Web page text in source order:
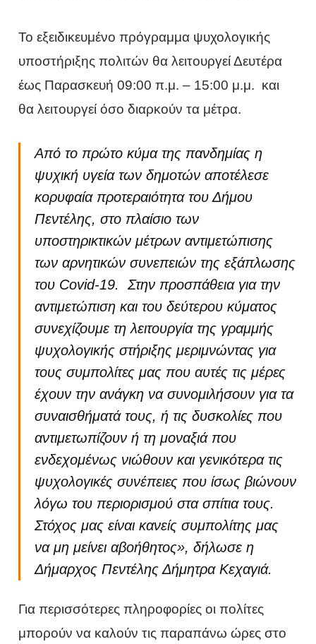
Το εξειδικευμένο πρόγραμμα ψυχολογικής
υποστήριξης πολιτών θα λειτουργεί Δευτέρα
έως Παρασκευή 09:00 π.μ. – 15:00 μ.μ. και
θα λειτουργεί όσο διαρκούν τα μέτρα.
Από το πρώτο κύμα της πανδημίας η
ψυχική υγεία των δημοτών αποτέλεσε
κορυφαία προτεραιότητα του Δήμου
Πεντέλης, στο πλαίσιο των
υποστηρικτικών μέτρων αντιμετώπισης
των αρνητικών συνεπειών της εξάπλωσης
του Covid-19. Στην προσπάθεια για την
αντιμετώπιση και του δεύτερου κύματος
συνεχίζουμε τη λειτουργία της γραμμής
ψυχολογικής στήριξης μεριμνώντας για
τους συμπολίτες μας που αυτές τις μέρες
έχουν την ανάγκη να συνομιλήσουν για τα
συναισθήματά τους, ή τις δυσκολίες που
αντιμετωπίζουν ή τη μοναξιά που
ενδεχομένως νιώθουν και γενικότερα τις
ψυχολογικές συνέπειες που ίσως βιώνουν
λόγω του περιορισμού στα σπίτια τους.
Στόχος μας είναι κανείς συμπολίτης μας
να μη μείνει αβοήθητος», δήλωσε η
Δήμαρχος Πεντέλης Δήμητρα Κεχαγιά.
Για περισσότερες πληροφορίες οι πολίτες
μπορούν να καλούν τις παραπάνω ώρες στο